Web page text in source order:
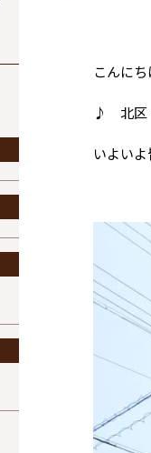
こんに
♪ 北区
いよい